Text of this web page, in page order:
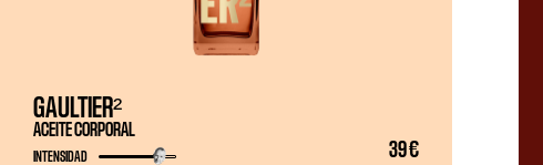
GAULTIER²
ACEITE CORPORAL
39 €
INTENSIDAD